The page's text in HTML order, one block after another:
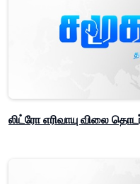
லிட்ரோ எரிவாயு விலை